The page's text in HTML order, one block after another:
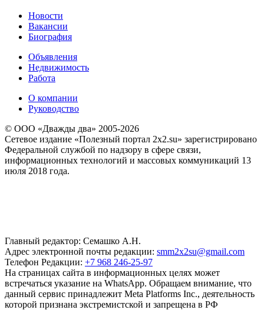
Новости
Вакансии
Биография
Объявления
Недвижимость
Работа
О компании
Руководство
© ООО «Дважды два» 2005-2026
Сетевое издание «Полезный портал 2x2.su» зарегистрировано
Федеральной службой по надзору в сфере связи,
информационных технологий и массовых коммуникаций 13
июля 2018 года.
Главный редактор: Семашко А.Н.
Адрес электронной почты редакции: smm2x2su@gmail.com
Телефон Редакции: +7 968 246-25-97
На страницах сайта в информационных целях может
встречаться указание на WhatsApp. Обращаем внимание, что
данный сервис принадлежит Meta Platforms Inc., деятельность
которой признана экстремистской и запрещена в РФ